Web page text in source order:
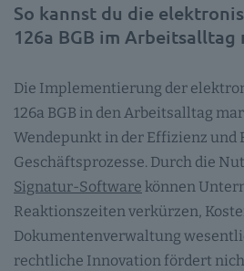
So kannst du die
126a BGB im Arbeitsalltag
Die Implementierung der
126a BGB in den Arbeitsalltag
Wendepunkt in der Effizienz
Geschäftsprozesse. Durch die
Signatur-Software können
Reaktionszeiten verkürzen,
Dokumentenverwaltung
rechtliche Innovation fördert